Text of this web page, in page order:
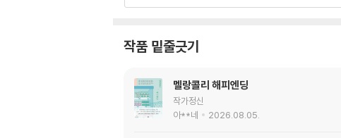
작품 밑줄긋기
멜랑콜리 해피엔딩
작가정신
아**네
2026.08.05.